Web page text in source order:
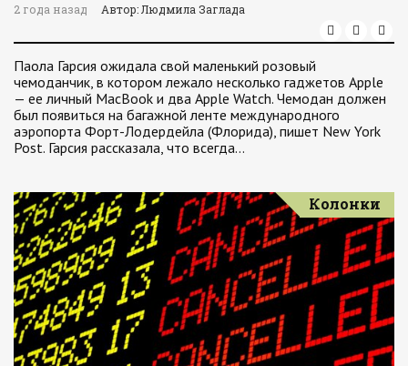
2 года назад Автор: Людмила Заглада
Паола Гарсия ожидала свой маленький розовый
чемоданчик, в котором лежало несколько гаджетов Apple
— ее личный MacBook и два Apple Watch. Чемодан должен
был появиться на багажной ленте международного
аэропорта Форт-Лодердейла (Флорида), пишет New York
Post. Гарсия рассказала, что всегда…
Колонки